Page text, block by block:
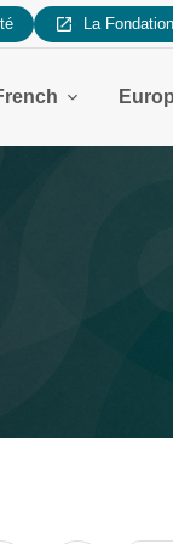
La Fondation